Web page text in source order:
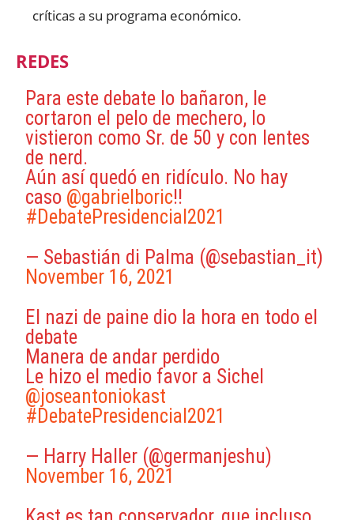
críticas a su programa económico.
REDES
Para este debate lo bañaron, le
cortaron el pelo de mechero, lo
vistieron como Sr. de 50 y con lentes
de nerd.
Aún así quedó en ridículo. No hay
caso @gabrielboric!!
#DebatePresidencial2021
— Sebastián di Palma (@sebastian_it)
November 16, 2021
El nazi de paine dio la hora en todo el
debate
Manera de andar perdido
Le hizo el medio favor a Sichel
@joseantoniokast
#DebatePresidencial2021
— Harry Haller (@germanjeshu)
November 16, 2021